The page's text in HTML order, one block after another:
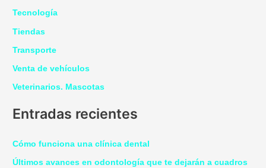
Tecnología
Tiendas
Transporte
Venta de vehículos
Veterinarios. Mascotas
Entradas recientes
Cómo funciona una clínica dental
Últimos avances en odontología que te dejarán a cuadros